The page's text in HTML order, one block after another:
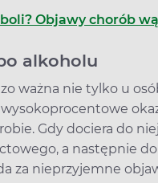
Objawy chorób
alkoholu
ważna nie tylko u
Gdy dociera do
a następnie
za nieprzyjemne